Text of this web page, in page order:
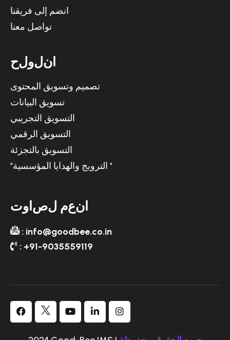
انضم إلى فريقنا
تواصل معنا
حلولن
تصميم وتسويق المحتوى
تسويق البيانات
التسويق التجريبي
التسويق الرقمي
التسويق بالتجزئة
"الترويج والهدايا المؤسسية "
تو صل معن
: info@goodbee.co.in
: +91-9035559119